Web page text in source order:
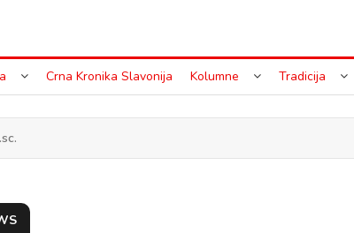
Crna Kronika Slavonija Kolumne Tradicija